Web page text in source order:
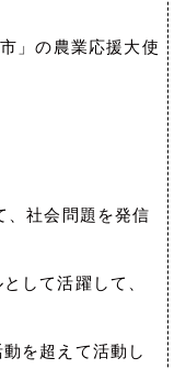
」の農業応援大使
、社会問題を発信
して活躍して、
を超えて活動し